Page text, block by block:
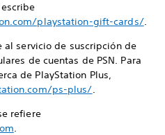
playstation-gift-cards/.
al servicio de suscripción de
de cuentas de PSN. Para
de PlayStation Plus,
ps-plus/.
refiere
.